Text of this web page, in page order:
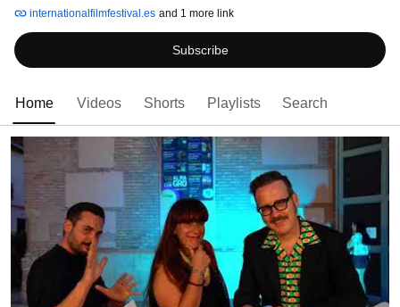
internationalfilmfestival.es and 1 more link
Subscribe
Home Videos Shorts Playlists Search